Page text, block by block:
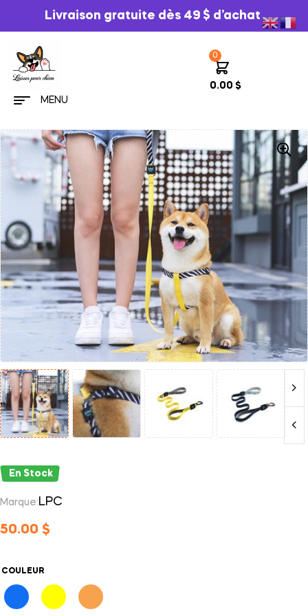
Livraison gratuite dès 49 $ d’achat
MENU
0
0.00$
En Stock
Marque: LPC
50.00 $
COULEUR